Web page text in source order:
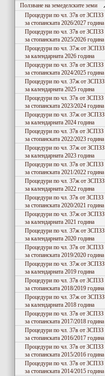
Ползване на земеделските земи
Процедури по чл. 37в от ЗСПЗЗ
за стопанската 2026/2027 година
Процедури по чл. 37в от ЗСПЗЗ
за стопанската 2025/2026 година
Процедури по чл. 37ж от ЗСПЗЗ
за календарната 2026 година
Процедури по чл. 37в от ЗСПЗЗ
за стопанската 2024/2025 година
Процедури по чл. 37ж от ЗСПЗЗ
за календарната 2025 година
Процедури по чл. 37в от ЗСПЗЗ
за стопанската 2023/2024 година
Процедури по чл. 37ж от ЗСПЗЗ
за календарната 2024 година
Процедури по чл. 37в от ЗСПЗЗ
за стопанската 2022/2023 година
Процедури по чл. 37ж от ЗСПЗЗ
за календарната 2023 година
Процедури по чл. 37в от ЗСПЗЗ
за стопанската 2021/2022 година
Процедури по чл. 37ж от ЗСПЗЗ
за календарната 2022 година
Процедури по чл. 37в от ЗСПЗЗ
за стопанската 2020/2021 година
Процедури по чл. 37ж от ЗСПЗЗ
за календарната 2021 година
Процедури по чл. 37ж от ЗСПЗЗ
за календарната 2020 година
Процедури по чл. 37в от ЗСПЗЗ
за стопанската 2019/2020 година
Процедури по чл. 37ж от ЗСПЗЗ
за календарната 2019 година
Процедури по чл. 37в от ЗСПЗЗ
за стопанската 2018/2019 година
Процедури по чл. 37ж от ЗСПЗЗ
за календарната 2018 година
Процедури по чл. 37в от ЗСПЗЗ
за стопанската 2017/2018 година
Процедури по чл. 37в от ЗСПЗЗ
за стопанската 2016/2017 година
Процедури по чл. 37в от ЗСПЗЗ
за стопанската 2015/2016 година
Процедури по чл. 37в от ЗСПЗЗ
за стопанската 2014/2015 година